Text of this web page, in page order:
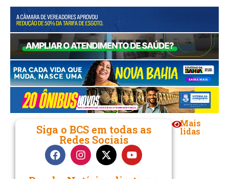
Siga o BCS em todas as
Redes Sociais
Mais
lidas